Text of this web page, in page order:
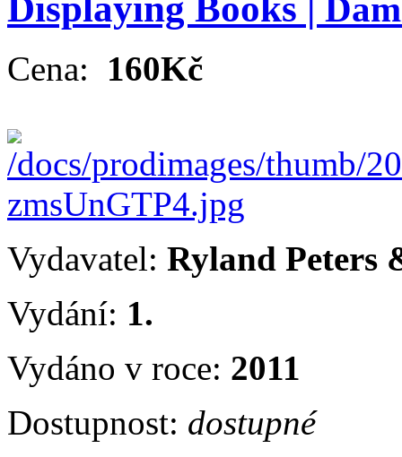
Displaying Books |
Cena: 160Kč
Vydavatel: Ryland Peters
Vydání: 1.
Vydáno v roce: 2011
Dostupnost: dostupné